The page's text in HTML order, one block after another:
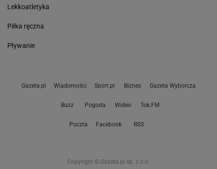
Lekkoatletyka
Piłka ręczna
Pływanie
Gazeta.pl Wiadomości Sport.pl Biznes Gazeta Wyborcza
Buzz Pogoda Wideo Tok.FM
Poczta Facebook RSS
Copyright © Gazeta.pl sp. z o.o.